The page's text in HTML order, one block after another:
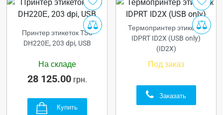
Принтер этикеток TSC
DH220Е, 203 dpi, USB
На складе
28 125.00грн.
Купить
Термопринтер этикеток
IDPRT ID2X (USB only)
(ID2X)
Под заказ
Заказать